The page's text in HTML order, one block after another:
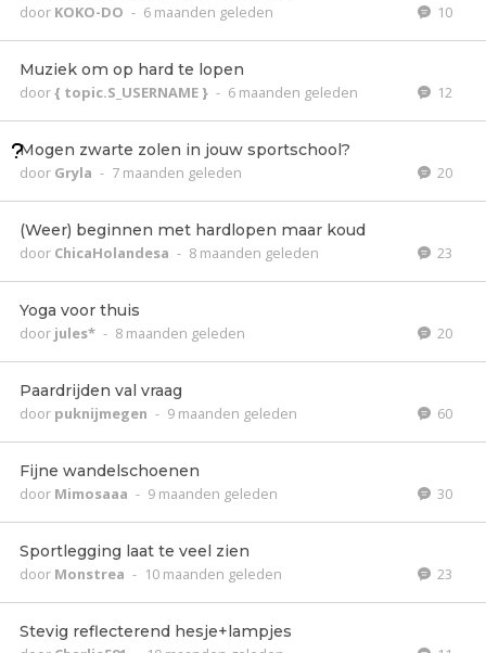
door KOKO-DO - 6 maanden geleden 10
Muziek om op hard te lopen
door{ topic.S_USERNAME } - 6 maanden geleden 12
Mogen zwarte zolen in jouw sportschool?
door Gryla - 7 maanden geleden 20
(Weer) beginnen met hardlopen maar koud
door ChicaHolandesa - 8 maanden geleden 23
Yoga voor thuis
door jules* - 8 maanden geleden 20
Paardrijden val vraag
door puknijmegen - 9 maanden geleden 60
Fijne wandelschoenen
door Mimosaaa - 9 maanden geleden 30
Sportlegging laat te veel zien
door Monstrea - 10 maanden geleden 23
Stevig reflecterend hesje+lampjes